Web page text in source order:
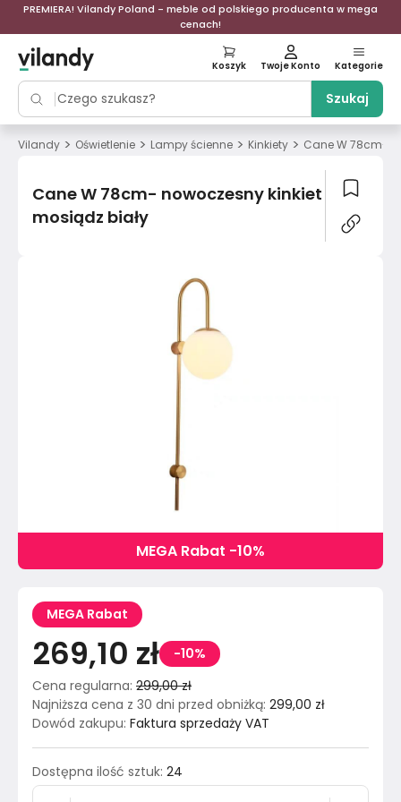
PREMIERA! Vilandy Poland - meble od polskiego producenta w mega
cenach!
Szukaj
Koszyk Twoje Konto Kategorie
Vilandy > Oświetlenie > Lampy ścienne > Kinkiety > Cane W 78cm-
Cane W 78cm- nowoczesny kinkiet
mosiądz biały
MEGA Rabat -10%
MEGA Rabat
269,10 zł
-10%
Cena regularna: 299,00 zł
Najniższa cena z 30 dni przed obniżką: 299,00 zł
Dowód zakupu: Faktura sprzedaży VAT
Dostępna ilość sztuk: 24